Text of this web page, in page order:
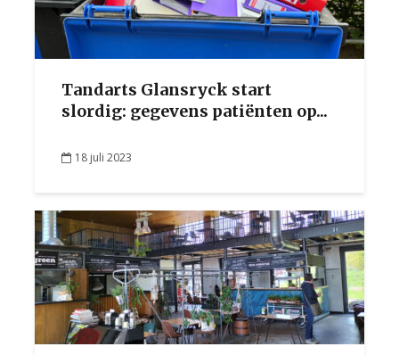
Tandarts Glansryck start
slordig: gegevens patiënten op...
18 juli 2023